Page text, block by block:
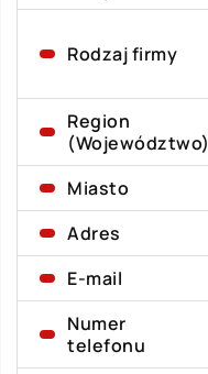
Rodzaj firmy
Region
(Województwo)
Miasto
Adres
E-mail
Numer
telefonu